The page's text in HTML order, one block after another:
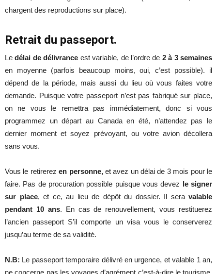
chargent des reproductions sur place).
Retrait du passeport.
Ledélai de délivrance est variable, de l’ordre de 2 à 3 semaines
en moyenne (parfois beaucoup moins, oui, c’est possible). il
dépend de la période, mais aussi du lieu où vous faites votre
demande. Puisque votre passeport n’est pas fabriqué sur place,
on ne vous le remettra pas immédiatement, donc si vous
programmez un départ au Canada en été, n’attendez pas le
dernier moment et soyez prévoyant, ou votre avion décollera
sans vous.
Vous le retirerezen personne, et avez un délai de 3 mois pour le
faire. Pas de procuration possible puisque vous devez le signer
sur place, et ce, au lieu de dépôt du dossier. Il sera valable
pendant 10 ans. En cas de renouvellement, vous restituerez
l’ancien passeport S’il comporte un visa vous le conserverez
jusqu’au terme de sa validité.
N.B: Le passeport temporaire délivré en urgence, et valable 1 an,
ne concerne pas les voyages d’agrément c’est-à-dire le tourisme.